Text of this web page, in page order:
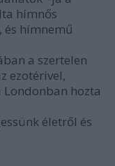
hímnős
és hímnemű
a szertelen
ezotérivel,
Londonban hozta
életről és